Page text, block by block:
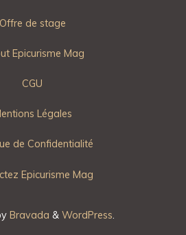
Offre de stage
Epicurisme Mag
CGU
Légales
de Confidentialité
Epicurisme Mag
Bravada & WordPress.